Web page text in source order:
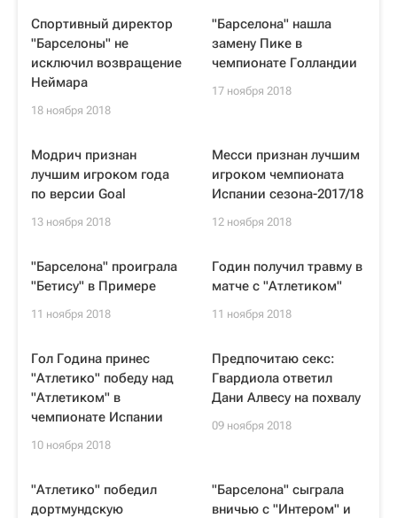
Спортивный директор
"Барселоны" не
исключил возвращение
Неймара
18 ноября 2018
"Барселона" нашла
замену Пике в
чемпионате Голландии
17 ноября 2018
Модрич признан
лучшим игроком года
по версии Goal
13 ноября 2018
Месси признан лучшим
игроком чемпионата
Испании сезона-2017/18
12 ноября 2018
"Барселона" проиграла
"Бетису" в Примере
11 ноября 2018
Годин получил травму в
матче с "Атлетиком"
11 ноября 2018
Гол Година принес
"Атлетико" победу над
"Атлетиком" в
чемпионате Испании
10 ноября 2018
Предпочитаю секс:
Гвардиола ответил
Дани Алвесу на похвалу
09 ноября 2018
"Атлетико" победил
дортмундскую
"Барселона" сыграла
вничью с "Интером" и